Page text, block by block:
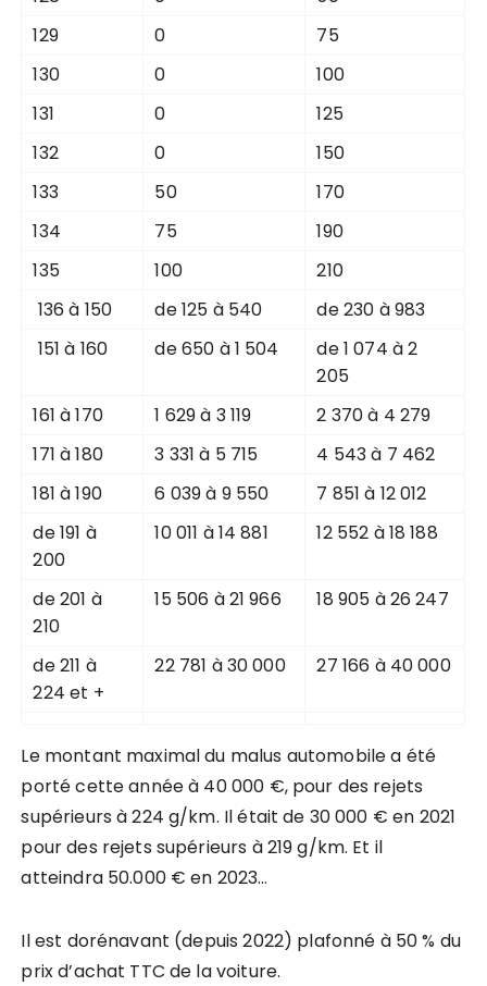
129
0
75
130
0
100
131
0
125
132
0
150
133
50
170
134
75
190
135
100
210
136 à 150
de 125 à 540
de 230 à 983
151 à 160
de 650 à 1 504
de 1 074 à 2
205
161 à 170
1 629 à 3 119
2 370 à 4 279
171 à 180
3 331 à 5 715
4 543 à 7 462
181 à 190
6 039 à 9 550
7 851 à 12 012
de 191 à
200
10 011 à 14 881 12 552 à 18 188
de 201 à
210
15 506 à 21 966 18 905 à 26 247
de 211 à
224 et +
22 781 à 30 000 27 166 à 40 000
Le montant maximal du malus automobile a été
porté cette année à 40 000 €, pour des rejets
supérieurs à 224 g/km. Il était de 30 000 € en 2021
pour des rejets supérieurs à 219 g/km. Et il
atteindra 50.000 € en 2023…
Il est dorénavant (depuis 2022) plafonné à 50 % du
prix d’achat TTC de la voiture.